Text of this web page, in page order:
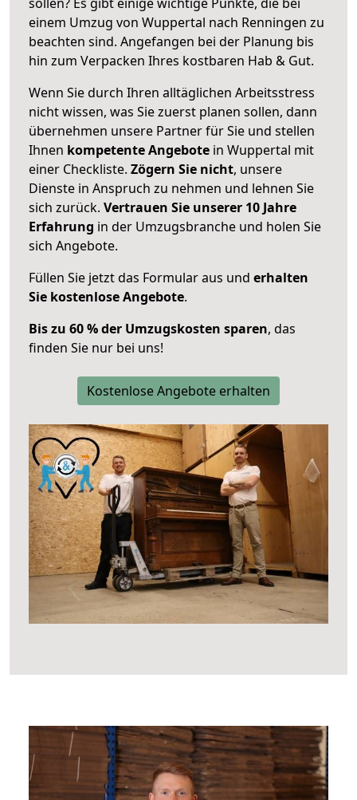
einem Umzug von Wuppertal nach Renningen zu
beachten sind. Angefangen bei der Planung bis
hin zum Verpacken Ihres kostbaren Hab & Gut.
Wenn Sie durch Ihren alltäglichen Arbeitsstress
nicht wissen, was Sie zuerst planen sollen, dann
übernehmen unsere Partner für Sie und stellen
Ihnen kompetente Angebote in Wuppertal mit
einer Checkliste. Zögern Sie nicht, unsere
Dienste in Anspruch zu nehmen und lehnen Sie
sich zurück. Vertrauen Sie unserer 10 Jahre
Erfahrung in der Umzugsbranche und holen Sie
sich Angebote.
Füllen Sie jetzt das Formular aus und erhalten
Sie kostenlose Angebote.
Bis zu 60 % der Umzugskosten sparen, das
finden Sie nur bei uns!
Kostenlose Angebote erhalten